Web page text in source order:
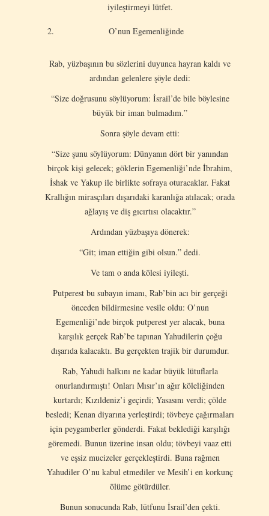
iyileştirmeyi lütfet.
O’nun Egemenliğinde
Rab, yüzbaşının bu sözlerini duyunca hayran kaldı ve
ardından gelenlere şöyle dedi:
“Size doğrusunu söylüyorum: İsrail’de bile böylesine
büyük bir iman bulmadım.”
Sonra şöyle devam etti:
“Size şunu söylüyorum: Dünyanın dört bir yanından
birçok kişi gelecek; göklerin Egemenliği’nde İbrahim,
İshak ve Yakup ile birlikte sofraya oturacaklar. Fakat
Krallığın mirasçıları dışarıdaki karanlığa atılacak; orada
ağlayış ve diş gıcırtısı olacaktır.”
Ardından yüzbaşıya dönerek:
“Git; iman ettiğin gibi olsun.” dedi.
Ve tam o anda kölesi iyileşti.
Putperest bu subayın imanı, Rab’bin acı bir gerçeği
önceden bildirmesine vesile oldu: O’nun
Egemenliği’nde birçok putperest yer alacak, buna
karşılık gerçek Rab’be tapınan Yahudilerin çoğu
dışarıda kalacaktı. Bu gerçekten trajik bir durumdur.
Rab, Yahudi halkını ne kadar büyük lütuflarla
onurlandırmıştı! Onları Mısır’ın ağır köleliğinden
kurtardı; Kızıldeniz’i geçirdi; Yasasını verdi; çölde
besledi; Kenan diyarına yerleştirdi; tövbeye çağırmaları
için peygamberler gönderdi. Fakat beklediği karşılığı
göremedi. Bunun üzerine insan oldu; tövbeyi vaaz etti
ve eşsiz mucizeler gerçekleştirdi. Buna rağmen
Yahudiler O’nu kabul etmediler ve Mesih’i en korkunç
ölüme götürdüler.
Bunun sonucunda Rab, lütfunu İsrail’den çekti.